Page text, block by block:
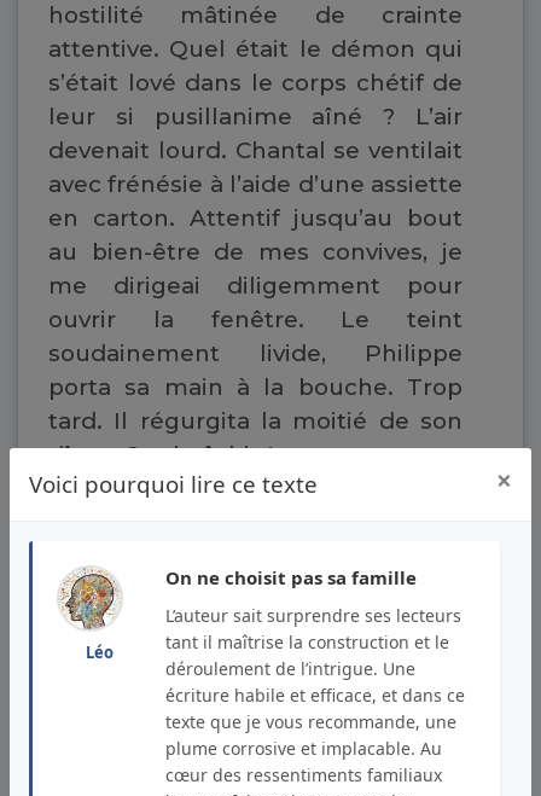
Voici pourquoi lire ce texte ×
Léo
On ne choisit pas sa famille
L’auteur sait surprendre ses lecteurs
tant il maîtrise la construction et le
déroulement de l’intrigue. Une
écriture habile et efficace, et dans ce
texte que je vous recommande, une
plume corrosive et implacable. Au
cœur des ressentiments familiaux
hostilité mâtinée de crainte
attentive. Quel était le démon qui
s’était lové dans le corps chétif de
leur si pusillanime aîné ? L’air
devenait lourd. Chantal se ventilait
avec frénésie à l’aide d’une assiette
en carton. Attentif jusqu’au bout
au bien-être de mes convives, je
me dirigeai diligemment pour
ouvrir la fenêtre. Le teint
soudainement livide, Philippe
porta sa main à la bouche. Trop
tard. Il régurgita la moitié de son
dîner. Quel gâchis !
notre frère par les épaules. Ce
dernier avait rejeté sa tête en
arrière dans une contorsion qui ne
présageait rien de bon.
« Une découverte, ma chère
sœur. Voilà ce que j’ai fait. Je vous